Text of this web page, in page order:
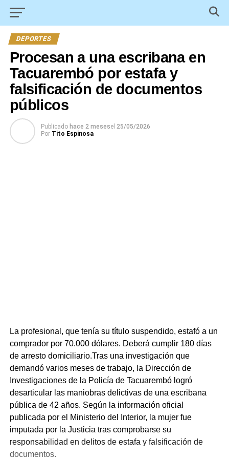
DEPORTES
Procesan a una escribana en
Tacuarembó por estafa y
falsificación de documentos
públicos
Publicado hace 2 mesesel 25/05/2026
Por Tito Espinosa
La profesional, que tenía su título suspendido, estafó a un
comprador por 70.000 dólares. Deberá cumplir 180 días
de arresto domiciliario.Tras una investigación que
demandó varios meses de trabajo, la Dirección de
Investigaciones de la Policía de Tacuarembó logró
desarticular las maniobras delictivas de una escribana
pública de 42 años. Según la información oficial
publicada por el Ministerio del Interior, la mujer fue
imputada por la Justicia tras comprobarse su
responsabilidad en delitos de estafa y falsificación de
documentos.